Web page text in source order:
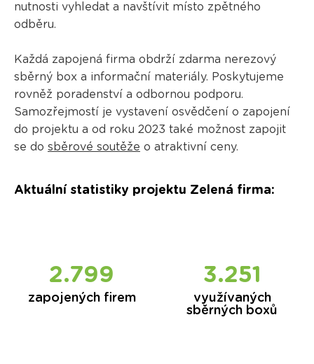
nutnosti vyhledat a navštívit místo zpětného
odběru.
Každá zapojená firma obdrží zdarma nerezový
sběrný box a informační materiály. Poskytujeme
rovněž poradenství a odbornou podporu.
Samozřejmostí je vystavení osvědčení o zapojení
do projektu a od roku 2023 také možnost zapojit
se do sběrové soutěže o atraktivní ceny.
Aktuální statistiky projektu Zelená firma:
2.852
zapojených firem
3.320
využívaných
sběrných boxů